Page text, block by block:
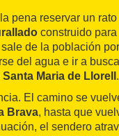
pena reservar un rato
construido
de la población
del agua e ir a
Santa Maria de Llorell .
El camino se
Brava, hasta que
el sendero